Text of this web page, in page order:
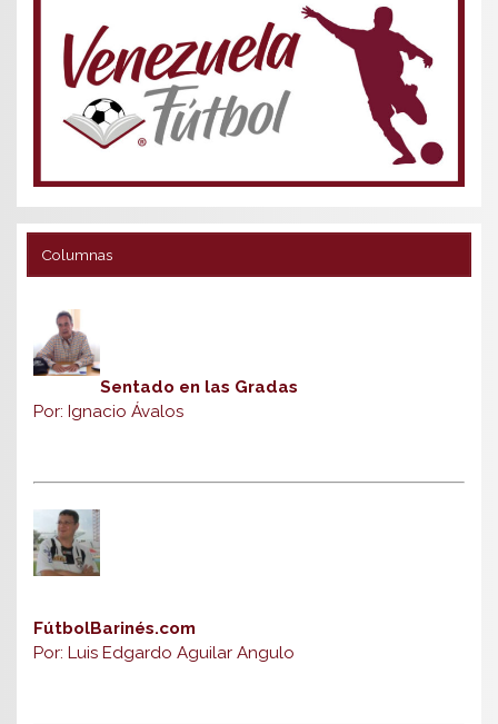
Columnas
Sentado en las Gradas
Por: Ignacio Ávalos
FútbolBarinés.com
Por: Luis Edgardo Aguilar Angulo